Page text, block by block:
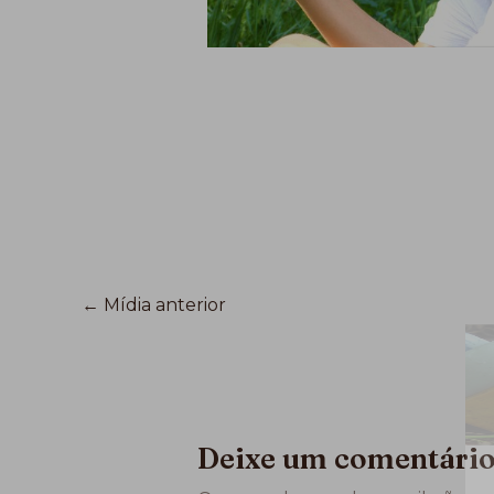
← Mídia anterior
Deixe um